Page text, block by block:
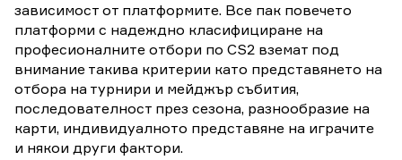
зависимост от платформите. Все пак повечето
платформи с надеждно класифициране на
професионалните отбори по CS2 вземат под
внимание такива критерии като представянето на
отбора на турнири и мейджър събития,
последователност през сезона, разнообразие на
карти, индивидуалното представяне на играчите
и някои други фактори.